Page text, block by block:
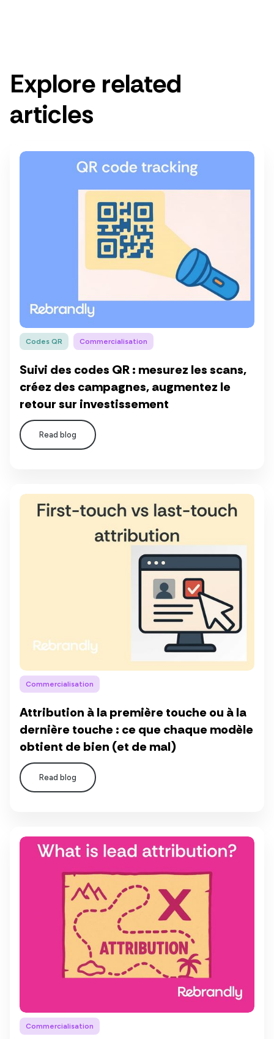
Explore related
articles
Codes QR Commercialisation
Suivi des codes QR : mesurez les scans,
créez des campagnes, augmentez le
retour sur investissement
Read blog
Commercialisation
Attribution à la première touche ou à la
dernière touche : ce que chaque modèle
obtient de bien (et de mal)
Read blog
Commercialisation